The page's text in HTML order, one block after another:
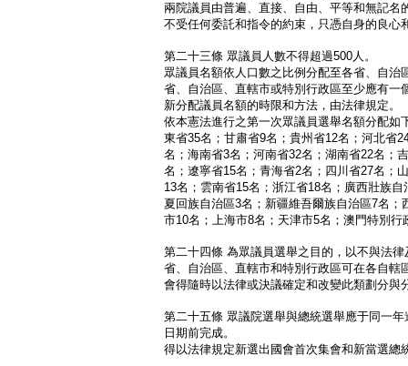
兩院議員由普遍、直接、自由、平等和無記名
不受任何委託和指令的約束，只憑自身的良心
第二十三條 眾議員人數不得超過500人。
眾議員名額依人口數之比例分配至各省、自治
省、自治區、直轄市或特別行政區至少應有一
新分配議員名額的時限和方法，由法律規定。
依本憲法進行之第一次眾議員選舉名額分配如
東省35名；甘肅省9名；貴州省12名；河北省
名；海南省3名；河南省32名；湖南省22名；
名；遼寧省15名；青海省2名；四川省27名；
13名；雲南省15名；浙江省18名；廣西壯族
夏回族自治區3名；新疆維吾爾族自治區7名
市10名；上海市8名；天津市5名；澳門特別
第二十四條 為眾議員選舉之目的，以不與法
省、自治區、直轄市和特別行政區可在各自轄
會得隨時以法律或決議確定和改變此類劃分與
第二十五條 眾議院選舉與總統選舉應于同一
日期前完成。
得以法律規定新選出國會首次集會和新當選總